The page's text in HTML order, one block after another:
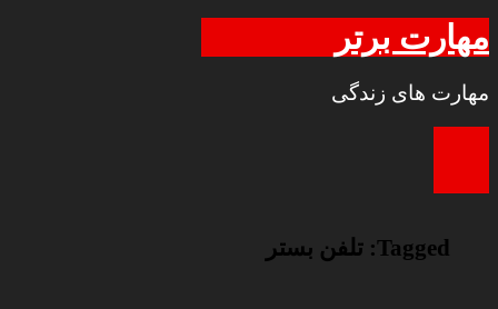
مهارت برتر
مهارت های زندگی
Tagged: تلفن بستر